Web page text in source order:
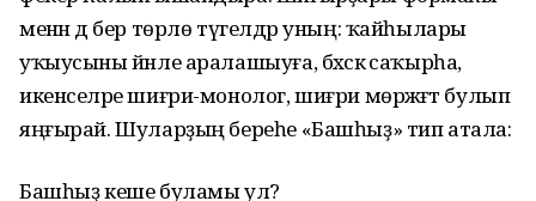
менән дә бер төрлө түгелдәр уның: ҡайһылары
уҡыусыны йәнле аралашыуға, бәхәскә саҡырһа,
икенселәре шиғри-монолог, шиғри мөрәжәғәт булып
яңғырай. Шуларҙың береһе «Башһыҙ» тип атала:
Башһыҙ кеше буламы ул?